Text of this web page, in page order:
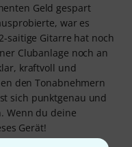
Geld gespart
war es
saitige Gitarre hat noch
Clubanlage noch an
kraftvoll und
den Tonabnehmern
sich punktgenau und
Wenn du deine
Gerät!